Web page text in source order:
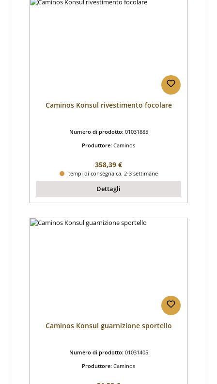
Caminos Konsul rivestimento focolare
Numero di prodotto: 01031885
Produttore: Caminos
Prezzo normale:
358,39 €
tempi di consegna ca. 2-3 settimane
Dettagli
Caminos Konsul guarnizione sportello
Numero di prodotto: 01031405
Produttore: Caminos